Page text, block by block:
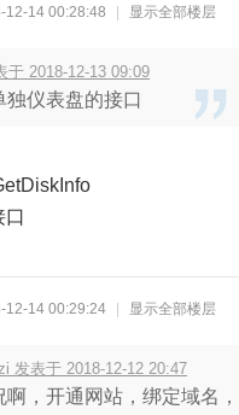
12-14 00:28:48 显示全部楼层
于 2018-12-13 09:09
独仪表盘的接口
口
12-14 00:29:24 显示全部楼层
发表于 2018-12-12 20:47
啊，开通网站，绑定域名